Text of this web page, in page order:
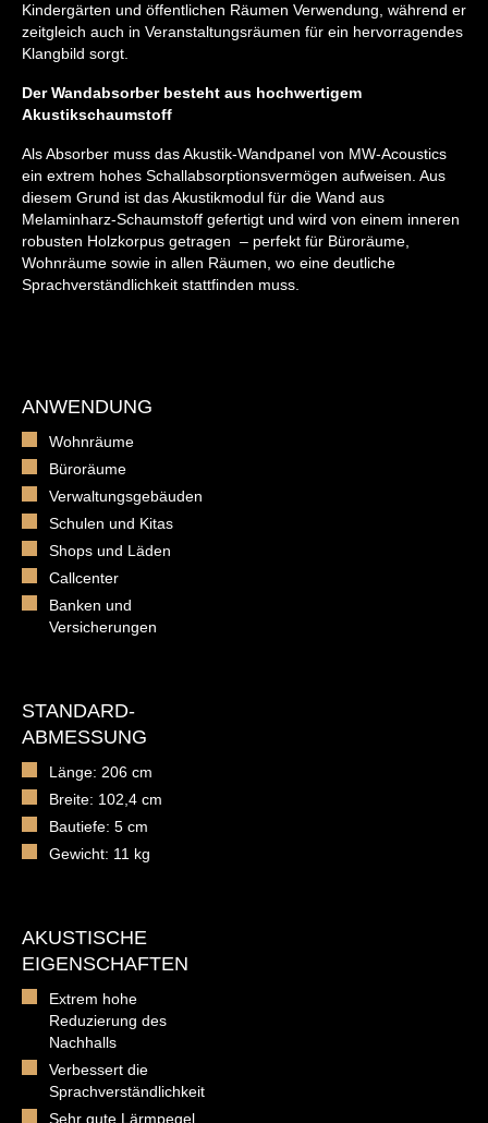
Kindergärten und öffentlichen Räumen Verwendung, während er
zeitgleich auch in Veranstaltungsräumen für ein hervorragendes
Klangbild sorgt.
Der Wandabsorber besteht aus hochwertigem
Akustikschaumstoff
Als Absorber muss das Akustik-Wandpanel von MW-Acoustics
ein extrem hohes Schallabsorptionsvermögen aufweisen. Aus
diesem Grund ist das Akustikmodul für die Wand aus
Melaminharz-Schaumstoff gefertigt und wird von einem inneren
robusten Holzkorpus getragen – perfekt für Büroräume,
Wohnräume sowie in allen Räumen, wo eine deutliche
Sprachverständlichkeit stattfinden muss.
ANWENDUNG
Wohnräume
Büroräume
Verwaltungsgebäuden
Schulen und Kitas
Shops und Läden
Callcenter
Banken und
Versicherungen
STANDARD-
ABMESSUNG
Länge: 206 cm
Breite: 102,4 cm
Bautiefe: 5 cm
Gewicht: 11 kg
AKUSTISCHE
EIGENSCHAFTEN
Extrem hohe
Reduzierung des
Nachhalls
Verbessert die
Sprachverständlichkeit
Sehr gute Lärmpegel